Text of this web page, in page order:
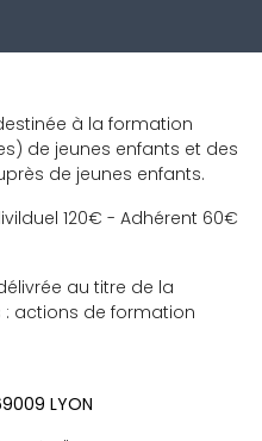
à la formation
de jeunes enfants et des
de jeunes enfants.
120€ - Adhérent 60€
au titre de la
: actions de formation
LYON